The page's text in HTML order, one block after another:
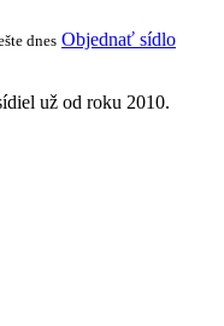
dnes Objednať sídlo
už od roku 2010.